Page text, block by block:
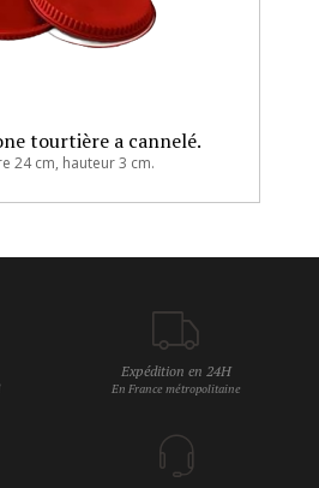
tourtière a cannelé.
24 cm, hauteur 3 cm.
Expédition en 24H
En France métropolitaine